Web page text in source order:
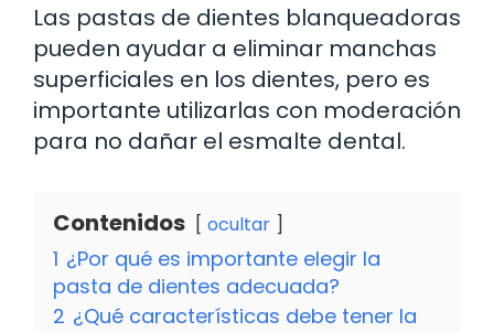
Las pastas de dientes blanqueadoras
pueden ayudar a eliminar manchas
superficiales en los dientes, pero es
importante utilizarlas con moderación
para no dañar el esmalte dental.
Contenidos ocultar
1 ¿Por qué es importante elegir la
pasta de dientes adecuada?
2 ¿Qué características debe tener la